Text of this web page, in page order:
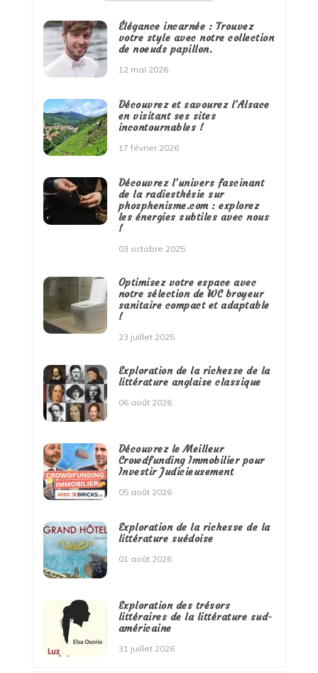
Élégance incarnée : Trouvez
votre style avec notre collection
de noeuds papillon.
12 mai 2026
Découvrez et savourez l’Alsace
en visitant ses sites
incontournables !
17 février 2026
Découvrez l’univers fascinant
de la radiesthésie sur
phosphenisme.com : explorez
les énergies subtiles avec nous
!
03 octobre 2025
Optimisez votre espace avec
notre sélection de WC broyeur
sanitaire compact et adaptable
!
23 juillet 2025
Exploration de la richesse de la
littérature anglaise classique
06 août 2026
Découvrez le Meilleur
Crowdfunding Immobilier pour
Investir Judicieusement
05 août 2026
Exploration de la richesse de la
littérature suédoise
01 août 2026
Exploration des trésors
littéraires de la littérature sud-
américaine
31 juillet 2026